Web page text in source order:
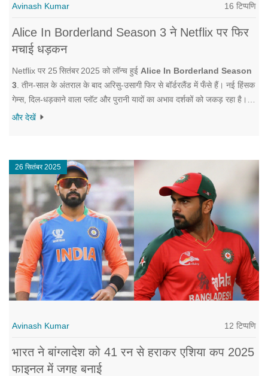
Avinash Kumar 16 टिप्पणि
Alice In Borderland Season 3 ने Netflix पर फिर
मचाई धड़कन
Netflix पर 25 सितंबर 2025 को लॉन्च हुई Alice In Borderland Season
3 . तीन‑साल के अंतराल के बाद अरिसु‑उसागी फिर से बॉर्डरलैंड में फँसे हैं। नई हिंसक
गेम्स, दिल‑धड़काने वाला प्लॉट और पुरानी यादों का अभाव दर्शकों को जकड़ रहा है।
सभी छह एपिसोड एक साथ उपलब्ध हैं, जिससे बिंज‑वॉचिंग आसान हुई है।
और देखें
26 सितंबर 2025
Avinash Kumar 12 टिप्पणि
भारत ने बांग्लादेश को 41 रन से हराकर एशिया कप 2025
फाइनल में जगह बनाई